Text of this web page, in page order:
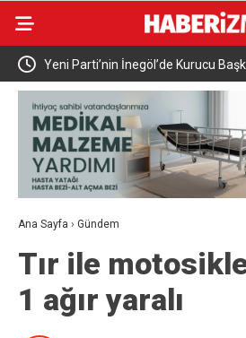
Elektrikli bisiklet ile uçuruma
yaralandı
Ana Sayfa › Gündem
Tır ile
1 ağır yaralı